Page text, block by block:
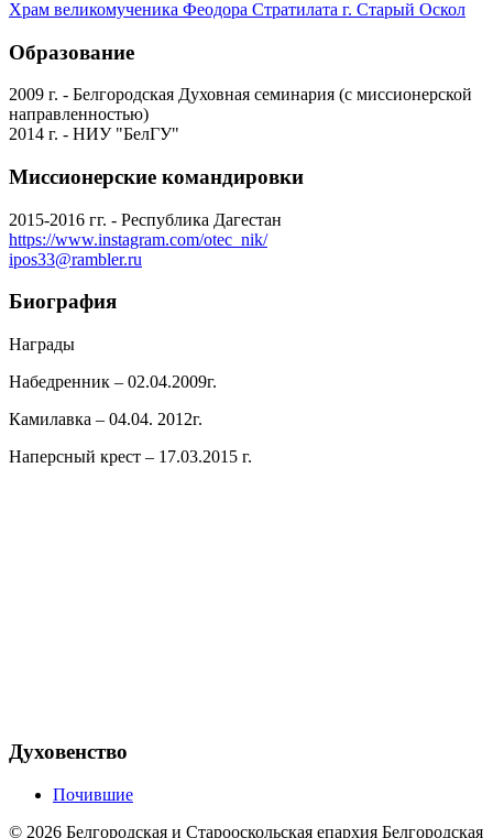
Храм великомученика Феодора Стратилата г. Старый Оскол
Образование
2009 г. - Белгородская Духовная семинария (с миссионерской
направленностью)
2014 г. - НИУ "БелГУ"
Миссионерские командировки
2015-2016 гг. - Республика Дагестан
https://www.instagram.com/otec_nik/
ipos33@rambler.ru
Биография
Награды
Набедренник – 02.04.2009г.
Камилавка – 04.04. 2012г.
Наперсный крест – 17.03.2015 г.
Духовенство
Почившие
© 2026 Белгородская и Старооскольская епархия Белгородская